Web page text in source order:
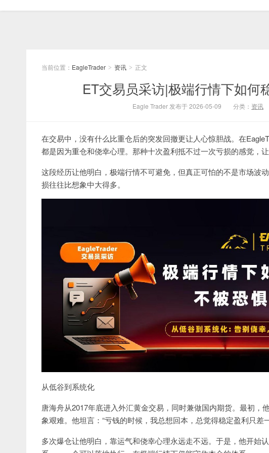
当前位置： EagleTrader > 资讯 > 正文
ET交易员采访|极端行情下如何
Eagle Trader 发布于 2026-05-09 分类： 资讯
在交易中，没有什么比重仓后的突发回撤更让人心惊胆战。在
都是因为重仓和侥幸心理。那种十次盈利抵不过一次亏损的感觉，
这段经历让他明白，极端行情不可避免，但真正可怕的不是市场波
损往往比想象中大得多。
从低谷到系统化
唐海舟从2017年底进入外汇黄金交易，同时兼做国内期货。最初
象艰难。他坦言：“亏钱的时候，我总想回本，总觉得稳定盈利只差
多次爆仓让他明白，靠运气和侥幸心理永远走不远。于是，他开始